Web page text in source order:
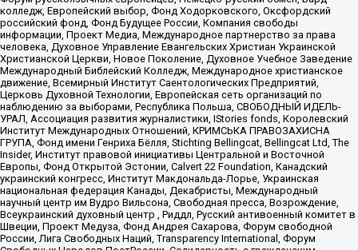
колледж, Европейский выбор, Фонд Ходорковского, Оксфордский
российский фонд, Фонд Будущее России, Компания свободы
информации, Проект Медиа, Международное партнерство за права
человека, Духовное Управление Евангельских Христиан Украинской
Христианской Церкви, Новое Поколение, Духовное Учебное Заведение
Международный Библейский Колледж, Международное христианское
движение, Всемирный Институт Саентологических Предприятий,
Церковь Духовной Технологии, Европейская сеть организаций по
наблюдению за выборами, Республика Польша, СВОБОДНЫЙ ИДЕЛЬ-
УРАЛ, Ассоциация развития журналистики, IStories fonds, Королевский
Институт Международных Отношений, КРИМСЬКА ПРАВОЗАХИСНА
ГРУПА, Фонд имени Генриха Бёлля, Stichting Bellingcat, Bellingcat Ltd, The
Insider, Институт правовой инициативы Центральной и Восточной
Европы, Фонд Открытой Эстонии, Calvert 22 Foundation, Канадский
украинский конгресс, Институт Макдональда-Лорье, Украинская
национальная федерация Канады, Декабристы, Международный
научный центр им Вудро Вильсона, Свободная пресса, Возрождение,
Всеукраинский духовный центр , Риддл, Русский антивоенный комитет в
Швеции, Проект Медуза, Фонд Андрея Сахарова, Форум свободной
России, Лига Свободных Наций, Transparеncy International, Форум